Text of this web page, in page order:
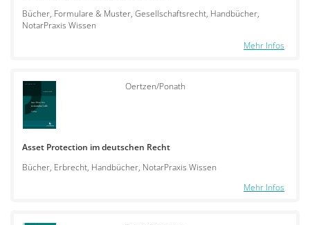
Bücher, Formulare & Muster, Gesellschaftsrecht, Handbücher,
NotarPraxis Wissen
Mehr Infos
Oertzen/Ponath
Asset Protection im deutschen Recht
Bücher, Erbrecht, Handbücher, NotarPraxis Wissen
Mehr Infos